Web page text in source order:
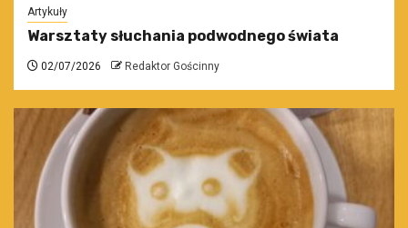
Artykuły
Warsztaty słuchania podwodnego świata
02/07/2026 Redaktor Gościnny